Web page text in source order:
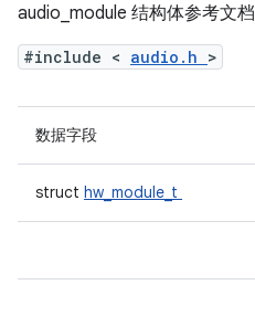
audio_module 结构体参考文档
#include < audio.h >
数据字段
struct hw_module_t